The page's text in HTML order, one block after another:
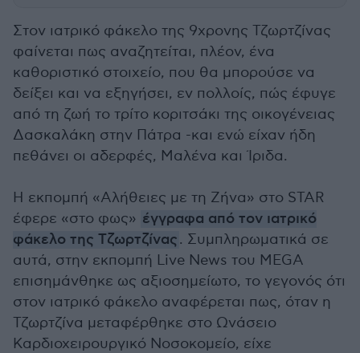
Στον ιατρικό φάκελο της 9χρονης Τζωρτζίνας
φαίνεται πως αναζητείται, πλέον, ένα
καθοριστικό στοιχείο, που θα μπορούσε να
δείξει και να εξηγήσει, εν πολλοίς, πώς έφυγε
από τη ζωή το τρίτο κοριτσάκι της οικογένειας
Δασκαλάκη στην Πάτρα -και ενώ είχαν ήδη
πεθάνει οι αδερφές, Μαλένα και Ίριδα.
Η εκπομπή «Αλήθειες με τη Ζήνα» στο STAR
έφερε «στο φως» έγγραφα από τον ιατρικό
φάκελο της Τζωρτζίνας. Συμπληρωματικά σε
αυτά, στην εκπομπή Live News του MEGΑ
επισημάνθηκε ως αξιοσημείωτο, το γεγονός ότι
στον ιατρικό φάκελο αναφέρεται πως, όταν η
Τζωρτζίνα μεταφέρθηκε στο Ωνάσειο
Καρδιοχειρουργικό Νοσοκομείο, είχε